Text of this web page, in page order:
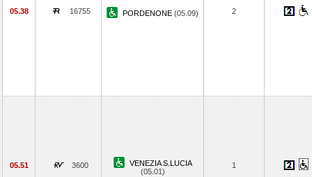
05.38 16755 PORDENONE (05.09) 2
05.51 3600
VENEZIA S.LUCIA
(05.01)
1